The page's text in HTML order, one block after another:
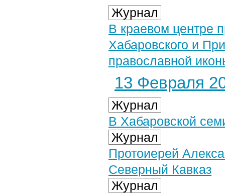
Журнал
В краевом центре
Хабаровского и
православной
13 Февраля
Журнал
В Хабаровской
Журнал
Протоиерей
Северный Кавказ
Журнал